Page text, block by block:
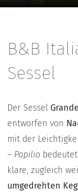
B&B
Sessel
Der Sessel
entworfen von
mit der
– Papilio
klare, zugleich
umgedrehten